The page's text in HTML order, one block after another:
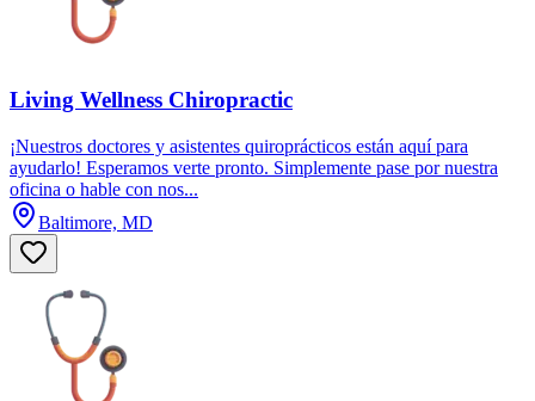
Living Wellness Chiropractic
¡Nuestros doctores y asistentes quiroprácticos están aquí para
ayudarlo! Esperamos verte pronto. Simplemente pase por nuestra
oficina o hable con nos...
Baltimore, MD